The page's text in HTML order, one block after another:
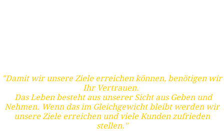
"Damit wir unsere Ziele erreichen können, benötigen wir
Ihr Vertrauen.
Das Leben besteht aus unserer Sicht aus Geben und
Nehmen. Wenn das im Gleichgewicht bleibt werden wir
unsere Ziele erreichen und viele Kunden zufrieden
stellen."